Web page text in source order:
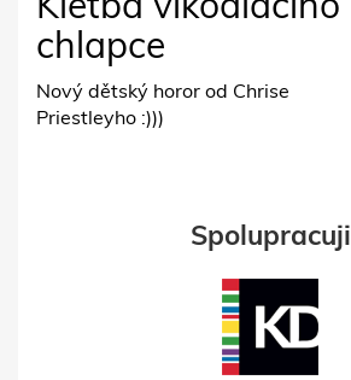
chlapce
Nový dětský horor od Chrise
Priestleyho :)))
Spolupracuji